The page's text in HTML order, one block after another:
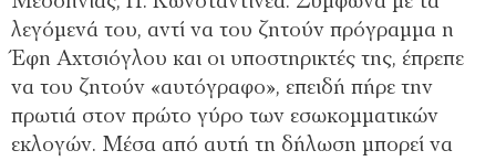
λεγόμενά του, αντί να του ζητούν πρόγραμμα η
Έφη Αχτσιόγλου και οι υποστηρικτές της, έπρεπε
να του ζητούν «αυτόγραφο», επειδή πήρε την
πρωτιά στον πρώτο γύρο των εσωκομματικών
εκλογών. Μέσα από αυτή τη δήλωση μπορεί να